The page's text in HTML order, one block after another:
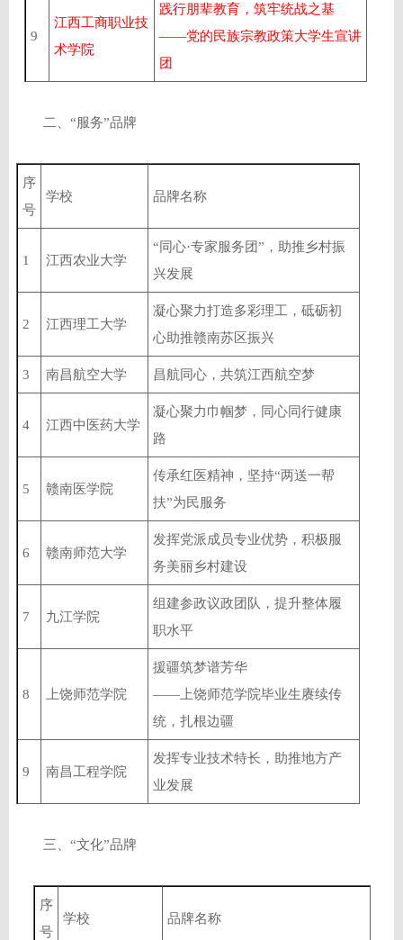
9
江西工商职业技
术学院
践行朋辈教育，筑牢统战之基
——党的民族宗教政策大学生宣讲
团
二、“服务”品牌
序
号
学校 品牌名称
1 江西农业大学
“同心·专家服务团”，助推乡村振
兴发展
2 江西理工大学
凝心聚力打造多彩理工，砥砺初
心助推赣南苏区振兴
3 南昌航空大学 昌航同心，共筑江西航空梦
4 江西中医药大学
凝心聚力巾帼梦，同心同行健康
路
5 赣南医学院
传承红医精神，坚持“两送一帮
扶”为民服务
6 赣南师范大学
发挥党派成员专业优势，积极服
务美丽乡村建设
7 九江学院
组建参政议政团队，提升整体履
职水平
8 上饶师范学院
援疆筑梦谱芳华
——上饶师范学院毕业生赓续传
统，扎根边疆
9 南昌工程学院
发挥专业技术特长，助推地方产
业发展
三、“文化”品牌
序
号
学校 品牌名称